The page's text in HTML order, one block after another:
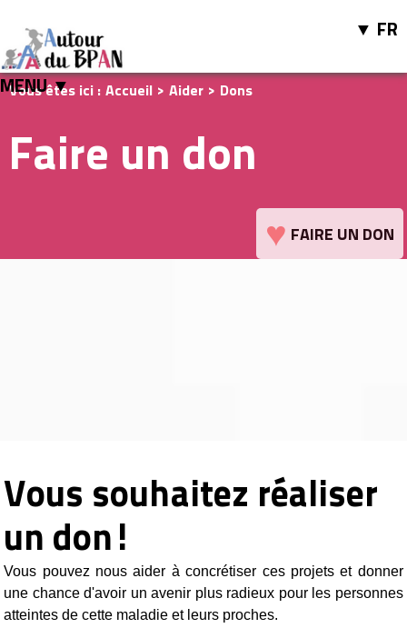
MENU ▼
FR
Vous êtes ici : Accueil > Aider > Dons
Faire un don
♥ FAIRE UN DON
Vous souhaitez réaliser
un don!
Vous pouvez nous aider à concrétiser ces projets et donner
une chance d'avoir un avenir plus radieux pour les personnes
atteintes de cette maladie et leurs proches.